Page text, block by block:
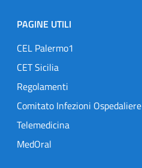
PAGINE UTILI
CEL Palermo1
CET Sicilia
Regolamenti
Comitato Infezioni Ospedaliere
Telemedicina
MedOral